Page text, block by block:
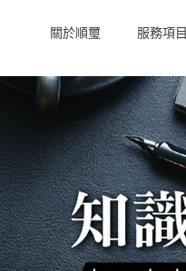
關於順璽 服務項目